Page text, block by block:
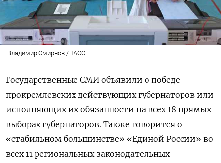
Владимир Смирнов / ТАСС
Государственные СМИ объявили о победе
прокремлевских действующих губернаторов или
исполняющих их обязанности на всех 18 прямых
выборах губернаторов. Также говорится о
«стабильном большинстве» «Единой России» во
всех 11 региональных законодательных